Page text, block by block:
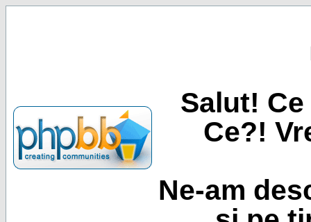
Salut!
Ce?!
Ne-am